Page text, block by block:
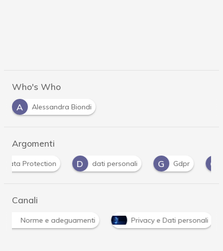
Who's Who
A
Alessandra Biondi
Argomenti
D
dati personali G Gdpr G guida P
Canali
Norme e adeguamenti Privacy e Dati personali